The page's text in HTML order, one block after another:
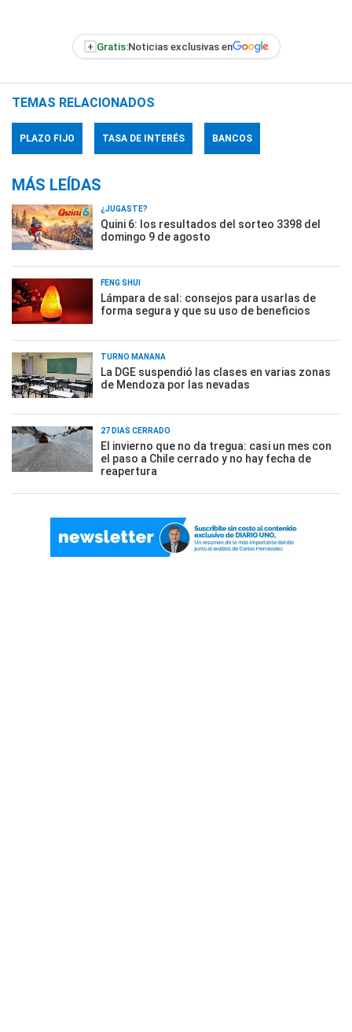
+ Gratis:Noticias exclusivas en
TEMAS RELACIONADOS
PLAZO FIJO TASA DE INTERÉS BANCOS
MÁS LEÍDAS
¿JUGASTE?
Quini 6: los resultados del sorteo 3398 del
domingo 9 de agosto
FENG SHUI
Lámpara de sal: consejos para usarlas de
forma segura y que su uso de beneficios
TURNO MAÑANA
La DGE suspendió las clases en varias zonas
de Mendoza por las nevadas
27 DÍAS CERRADO
El invierno que no da tregua: casi un mes con
el paso a Chile cerrado y no hay fecha de
reapertura